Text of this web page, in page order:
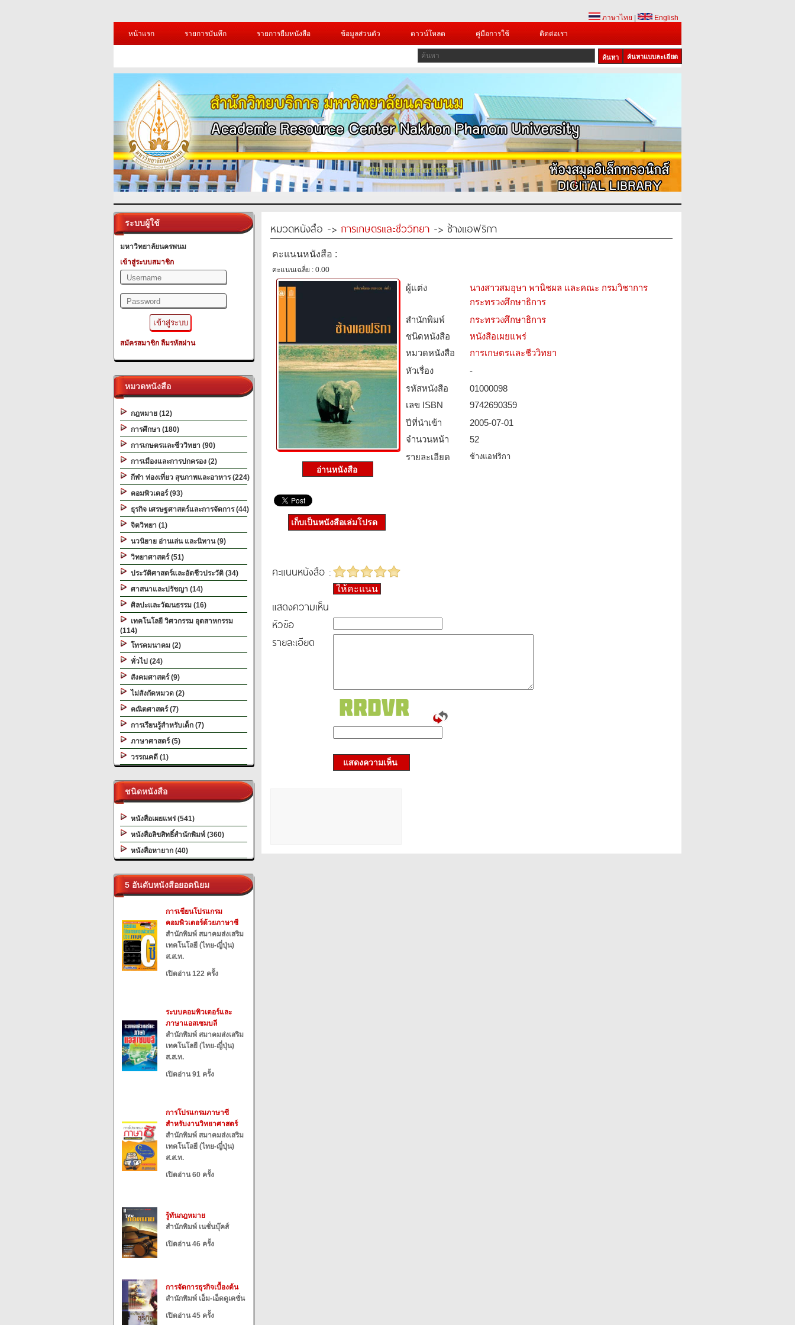
ภาษาไทย
English
หน้าแรก
รายการบันทึก รายการยืมหนังสือ ข้อมูลส่วนตัว ดาวน์โหลด คู่มือการใช้ ติดต่อเรา
ค้นหาแบบละเอียด
1 2 3
ระบบผู้ใช้
มหาวิทยาลัยนครพนม
เข้าสู่ระบบสมาชิก
สมัครสมาชิก ลืมรหัสผ่าน
หมวดหนังสือ
กฎหมาย (12)
การศึกษา (180)
การเกษตรและชีววิทยา (90)
การเมืองและการปกครอง (2)
กีฬา ท่องเที่ยว สุขภาพและอาหาร (224)
คอมพิวเตอร์ (93)
ธุรกิจ เศรษฐศาสตร์และการจัดการ (44)
จิตวิทยา (1)
นวนิยาย อ่านเล่น และนิทาน (9)
วิทยาศาสตร์ (51)
ประวัติศาสตร์และอัตชีวประวัติ (34)
ศาสนาและปรัชญา (14)
ศิลปะและวัฒนธรรม (16)
เทคโนโลยี วิศวกรรม อุตสาหกรรม
(114)
โทรคมนาคม (2)
ทั่วไป (24)
สังคมศาสตร์ (9)
ไม่สังกัดหมวด (2)
คณิตศาสตร์ (7)
การเรียนรู้สำหรับเด็ก (7)
ภาษาศาสตร์ (5)
วรรณคดี (1)
ชนิดหนังสือ
หนังสือเผยแพร่ (541)
หนังสือลิขสิทธิ์สำนักพิมพ์ (360)
หนังสือหายาก (40)
5 อันดับหนังสือยอดนิยม
การเขียนโปรแกรม
คอมพิวเตอร์ด้วยภาษาซี
สำนักพิมพ์ สมาคมส่งเสริม
เทคโนโลยี (ไทย-ญี่ปุ่น)
ส.ส.ท.
เปิดอ่าน 122 ครั้ง
ระบบคอมพิวเตอร์และ
ภาษาแอสเซมบลี
สำนักพิมพ์ สมาคมส่งเสริม
เทคโนโลยี (ไทย-ญี่ปุ่น)
ส.ส.ท.
เปิดอ่าน 91 ครั้ง
การโปรแกรมภาษาซี
สำหรับงานวิทยาศาสตร์
สำนักพิมพ์ สมาคมส่งเสริม
เทคโนโลยี (ไทย-ญี่ปุ่น)
ส.ส.ท.
เปิดอ่าน 60 ครั้ง
รู้ทันกฎหมาย
สำนักพิมพ์ เนชั่นบุ๊คส์
เปิดอ่าน 46 ครั้ง
การจัดการธุรกิจเบื้องต้น
สำนักพิมพ์ เอ็ม-เอ็ดดูเคชั่น
เปิดอ่าน 45 ครั้ง
หมวดหนังสือ -> การเกษตรและชีววิทยา -> ช้างแอฟริกา
คะแนนหนังสือ :
คะแนนเฉลี่ย : 0.00
ผู้แต่ง
นางสาวสมอุษา พานิชผล และคณะ กรมวิชาการ
กระทรวงศึกษาธิการ
สำนักพิมพ์
กระทรวงศึกษาธิการ
ชนิดหนังสือ­
หนังสือเผยแพร่
หมวดหนังสือ­
การเกษตรและชีววิทยา
หัวเรื่อง
-
รหัสหนังสือ­
01000098
เลข ISBN
9742690359
ปีที่นำเข้า
2005-07-01
จำนวนหน้า
52
รายละเอียด
ช้างแอฟริกา
เก็บเป็นหนังสือเล่มโปรด
คะแนนหนังสือ :
ให้คะแนน
แสดงความเห็น
หัวข้อ
รายละเอียด
แสดงความเห็น